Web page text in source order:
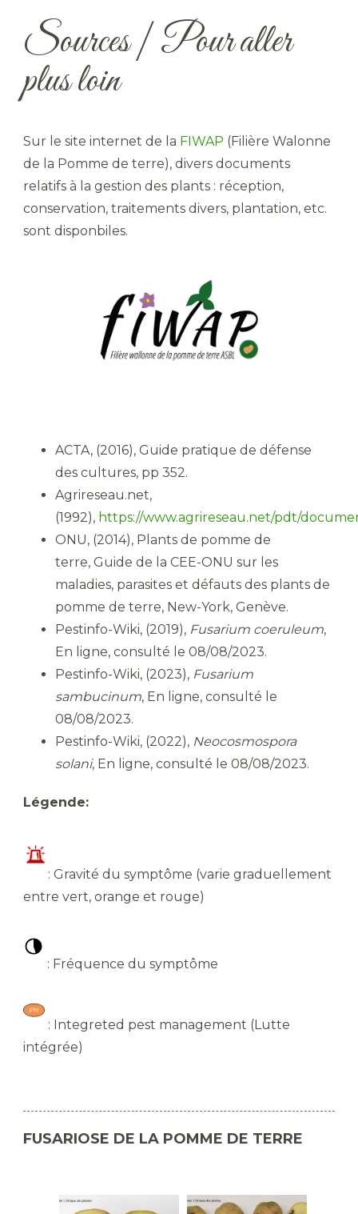
Sources | Pour aller
plus loin
Sur le site internet de la FIWAP (Filière Walonne
de la Pomme de terre), divers documents
relatifs à la gestion des plants : réception,
conservation, traitements divers, plantation, etc.
sont disponbiles.
ACTA, (2016), Guide pratique de défense
des cultures, pp 352.
Agrireseau.net,
(1992), https://www.agrireseau.net/pdt/
ONU, (2014), Plants de pomme de
terre, Guide de la CEE-ONU sur les
maladies, parasites et défauts des plants de
pomme de terre, New-York, Genève.
Pestinfo-Wiki, (2019), Fusarium coeruleum,
En ligne, consulté le 08/08/2023.
Pestinfo-Wiki, (2023), Fusarium
sambucinum, En ligne, consulté le
08/08/2023.
Pestinfo-Wiki, (2022), Neocosmospora
solani, En ligne, consulté le 08/08/2023.
Légende:
​: Gravité du symptôme (varie graduellement
entre vert, orange et rouge)
​ : Fréquence du symptôme
​ : Integreted pest management (Lutte
intégrée)
FUSARIOSE DE LA POMME DE TERRE